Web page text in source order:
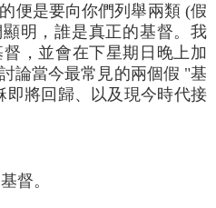
便是要向你們列舉兩類 (假
明，誰是真正的基督。我
，並會在下星期日晚上加
論當今最常見的兩個假 "基
將回歸、以及現今時代接
督。